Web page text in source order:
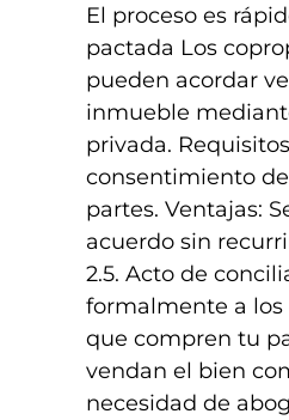
El proceso es
pactada Los
pueden acordar
inmueble
privada.
consentimiento
partes. Ventajas:
acuerdo sin
2.5. Acto de
formalmente a
que compren tu
vendan el bien
necesidad de